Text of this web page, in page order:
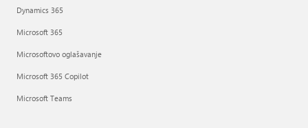
Dynamics 365
Microsoft 365
Microsoftovo oglašavanje
Microsoft 365 Copilot
Microsoft Teams